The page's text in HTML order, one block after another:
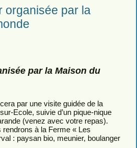
organisée par la
par la Maison du
par une visite guidée de la
Ecole, suivie d’un pique-nique
(venez avec votre repas).
rendrons à la Ferme « Les
: paysan bio, meunier, boulanger